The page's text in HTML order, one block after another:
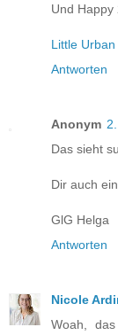
Und Happy
Little
Antworten
Anonym
Das sieht
Dir auch
GlG Helga
Antworten
Nicole
Woah,